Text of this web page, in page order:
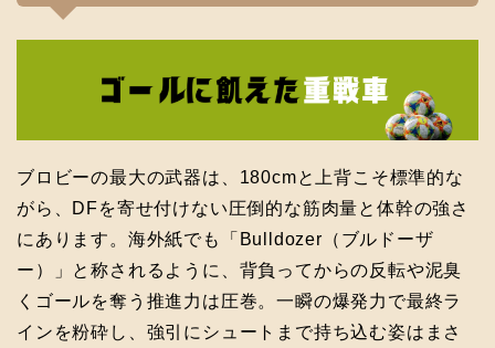
ブロビーの最大の武器は、180cmと上背こそ標準的な
がら、DFを寄せ付けない圧倒的な筋肉量と体幹の強さ
にあります。海外紙でも「Bulldozer（ブルドーザ
ー）」と称されるように、背負ってからの反転や泥臭
くゴールを奪う推進力は圧巻。一瞬の爆発力で最終ラ
インを粉砕し、強引にシュートまで持ち込む姿はまさ